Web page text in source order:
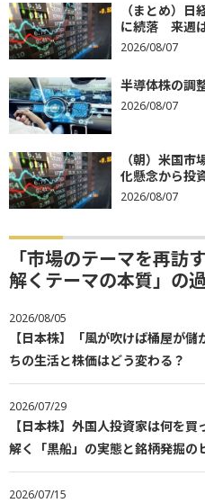
（まとめ）
に続落 来週
2026/08/07
半導体株の調
2026/08/07
（朝）米国
化懸念から投
2026/08/07
「市場のテーマを再訪
解くテーマの本質」の
2026/08/05
【日本株】「風が吹けば桶屋が
ちの生活と株価はどう変わる？
2026/07/29
【日本株】外国人投資家は何を
解く「黒船」の実態と銘柄発掘の
2026/07/15